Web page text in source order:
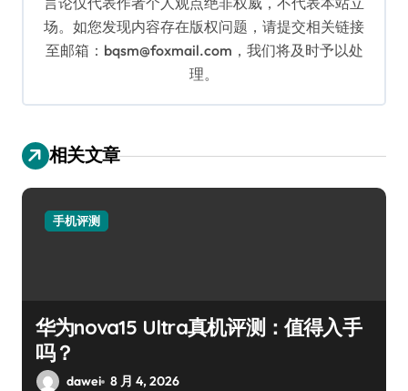
场。如您发现内容存在版权问题，请提交相关链接
至邮箱：bqsm@foxmail.com，我们将及时予以处
理。
相关文章
手机评测
华为nova15 Ultra真机评测：值得入手
吗？
dawei 8 月 4, 2026